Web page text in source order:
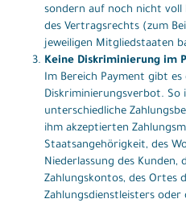
sondern auf noch nicht voll
des Vertragsrechts (zum
jeweiligen Mitgliedstaaten
Keine Diskriminierung im
Im Bereich Payment gibt es
Diskriminierungsverbot.
unterschiedliche
ihm akzeptierten
Staatsangehörigkeit, des
Niederlassung des Kunden,
Zahlungskontos, des Ortes
Zahlungsdienstleisters oder